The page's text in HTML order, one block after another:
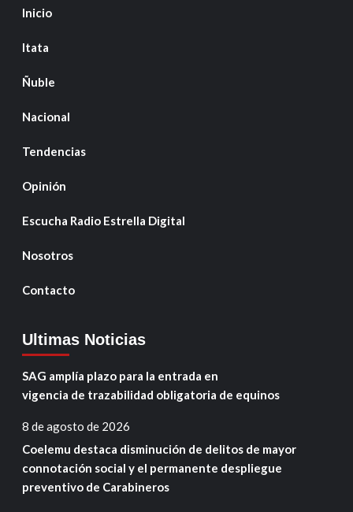
Inicio
Itata
Ñuble
Nacional
Tendencias
Opinión
Escucha Radio Estrella Digital
Nosotros
Contacto
Ultimas Noticias
SAG amplía plazo para la entrada en
vigencia de trazabilidad obligatoria de equinos
8 de agosto de 2026
Coelemu destaca disminución de delitos de mayor
connotación social y el permanente despliegue
preventivo de Carabineros